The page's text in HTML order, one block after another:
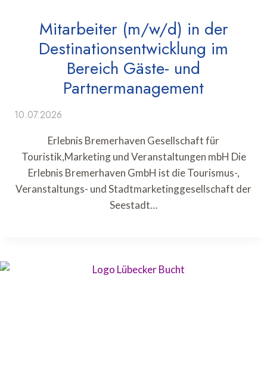
Mitarbeiter (m/w/d) in der
Destinationsentwicklung im
Bereich Gäste- und
Partnermanagement
10.07.2026
Erlebnis Bremerhaven Gesellschaft für
Touristik,Marketing und Veranstaltungen mbH Die
Erlebnis Bremerhaven GmbH ist die Tourismus-,
Veranstaltungs- und Stadtmarketinggesellschaft der
Seestadt…